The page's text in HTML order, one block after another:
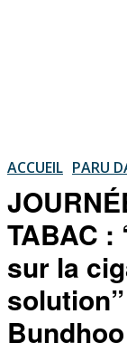
ACCUEIL PARU
TABAC :
sur la
Bundhoo